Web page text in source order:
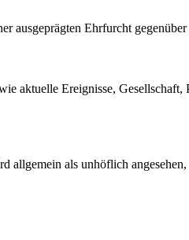
ausgeprägten Ehrfurcht
aktuelle Ereignisse,
allgemein als unhöflich